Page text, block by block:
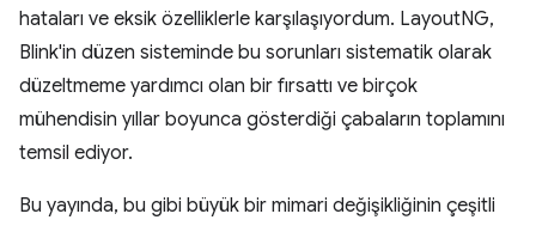
hataları ve eksik özelliklerle karşılaşıyordum. LayoutNG,
Blink'in düzen sisteminde bu sorunları sistematik olarak
düzeltmeme yardımcı olan bir fırsattı ve birçok
mühendisin yıllar boyunca gösterdiği çabaların toplamını
temsil ediyor.
Bu yayında, bu gibi büyük bir mimari değişikliğinin çeşitli